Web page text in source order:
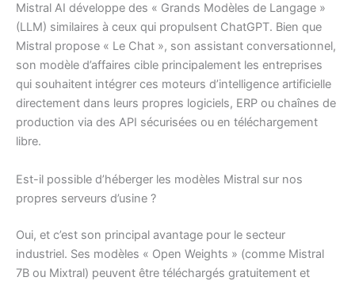
Mistral AI développe des « Grands Modèles de Langage »
(LLM) similaires à ceux qui propulsent ChatGPT. Bien que
Mistral propose « Le Chat », son assistant conversationnel,
son modèle d’affaires cible principalement les entreprises
qui souhaitent intégrer ces moteurs d’intelligence artificielle
directement dans leurs propres logiciels, ERP ou chaînes de
production via des API sécurisées ou en téléchargement
libre.
Est-il possible d’héberger les modèles Mistral sur nos
propres serveurs d’usine ?
Oui, et c’est son principal avantage pour le secteur
industriel. Ses modèles « Open Weights » (comme Mistral
7B ou Mixtral) peuvent être téléchargés gratuitement et